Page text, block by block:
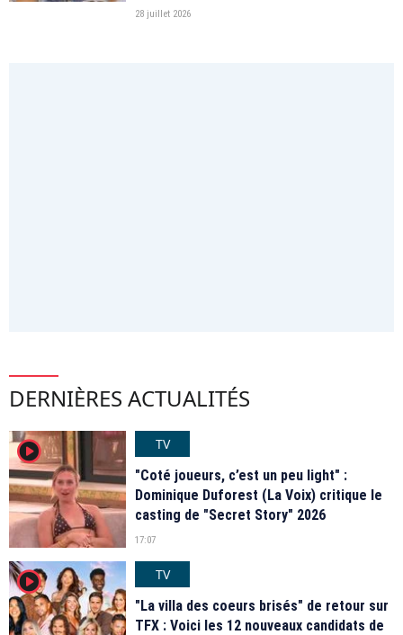
28 juillet 2026
DERNIÈRES ACTUALITÉS
player2
TV
"Coté joueurs, c’est un peu light" :
Dominique Duforest (La Voix) critique le
casting de "Secret Story" 2026
17:07
player2
TV
"La villa des coeurs brisés" de retour sur
TFX : Voici les 12 nouveaux candidats de